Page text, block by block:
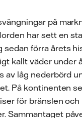
på
har sett en
sedan förra årets
kallt väder under
av låg nederbörd
På kontinenten
för bränslen och
Sammantaget